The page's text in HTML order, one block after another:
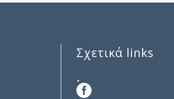
Σχετικά links
.